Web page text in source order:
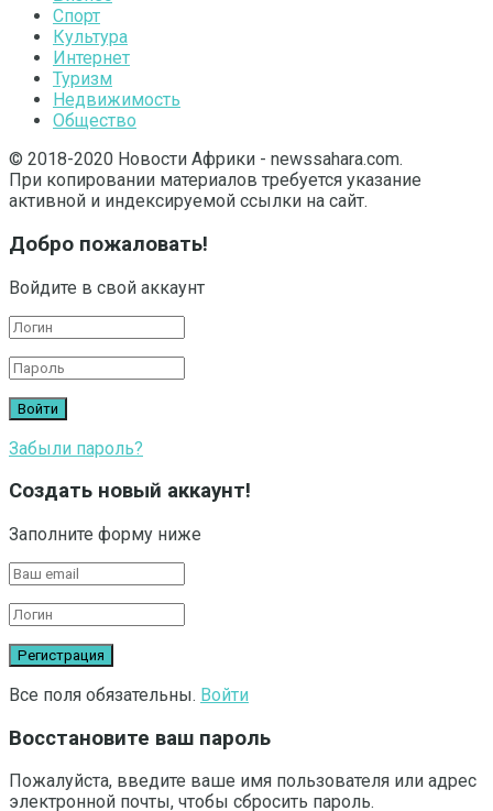
Спорт
Культура
Интернет
Туризм
Недвижимость
Общество
© 2018-2020 Новости Африки - newssahara.com.
При копировании материалов требуется указание
активной и индексируемой ссылки на сайт.
Добро пожаловать!
Войдите в свой аккаунт
Забыли пароль?
Создать новый аккаунт!
Заполните форму ниже
Все поля обязательны. Войти
Восстановите ваш пароль
Пожалуйста, введите ваше имя пользователя или адрес
электронной почты, чтобы сбросить пароль.